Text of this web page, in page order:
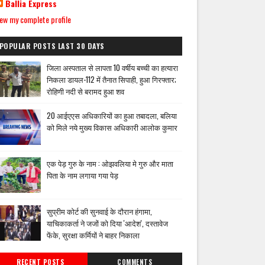
Ballia Express
my complete profile
POSTS LAST 30 DAYS
जिला अस्पताल से लापता 10 वर्षीय बच्ची का हत्यारा
निकला डायल-112 में तैनात सिपाही, हुआ गिरफ्तार;
रोहिणी नदी से बरामद हुआ शव
20 आईएएस अधिकारियों का हुआ तबादला, बलिया
को मिले नये मुख्य विकास अधिकारी आलोक कुमार
एक पेड़ गुरु के नाम : ओझवलिया मे गुरु और माता
पिता के नाम लगाया गया पेड़
सुप्रीम कोर्ट की सुनवाई के दौरान हंगामा,
याचिकाकर्ता ने जजों को दिया 'आदेश', दस्तावेज
फेंके, सुरक्षा कर्मियों ने बाहर निकाला
RECENT POSTS COMMENTS